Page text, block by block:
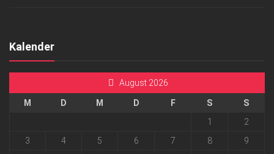
Kalender
August 2026
M D M D F S
S
1
2
3
4 5 6 7 8
9